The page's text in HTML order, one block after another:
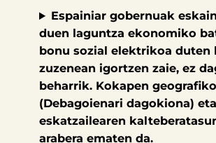
Espainiar gobernuak
duen laguntza ekonomiko
bonu sozial elektrikoa duten
zuzenean igortzen zaie, ez
beharrik. Kokapen
(Debagoienari dagokiona) eta
eskatzailearen
arabera ematen da.